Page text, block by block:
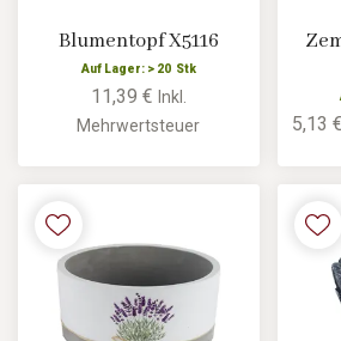
Blumentopf X5116
Auf Lager: > 20 Stk
11,39 € Inkl.
Mehrwertsteuer
5,13 €